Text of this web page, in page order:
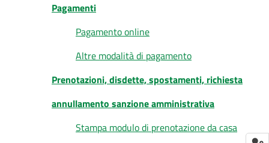
Pagamenti
Pagamento online
Altre modalità di pagamento
Prenotazioni, disdette, spostamenti, richiesta
annullamento sanzione amministrativa
Stampa modulo di prenotazione da casa